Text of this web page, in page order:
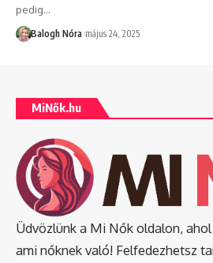
pedig…
Balogh Nóra május 24, 2025
MiNők.hu
Üdvözlünk a Mi Nők oldalon,
ami nőknek való! Felfedezhetsz